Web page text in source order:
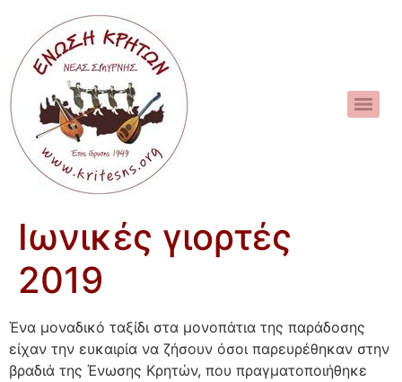
Ιωνικές γιορτές
2019
Ένα μοναδικό ταξίδι στα μονοπάτια της παράδοσης
είχαν την ευκαιρία να ζήσουν όσοι παρευρέθηκαν στην
βραδιά της Ένωσης Κρητών, που πραγματοποιήθηκε